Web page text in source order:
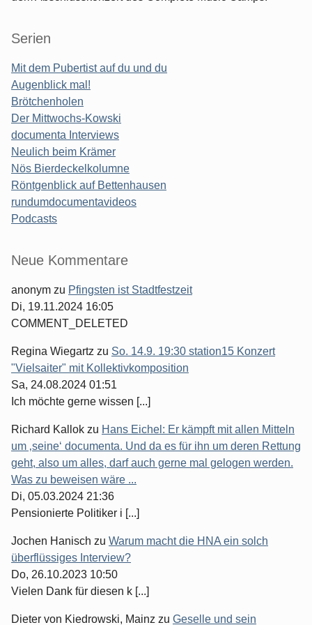
Serien
Mit dem Pubertist auf du und du
Augenblick mal!
Brötchenholen
Der Mittwochs-Kowski
documenta Interviews
Neulich beim Krämer
Nös Bierdeckelkolumne
Röntgenblick auf Bettenhausen
rundumdocumentavideos
Podcasts
Seitenleiste
Neue Kommentare
anonym zu Pfingsten ist Stadtfestzeit
Di, 19.11.2024 16:05
COMMENT_DELETED
Regina Wiegartz zu So. 14.9. 19:30 station15 Konzert
"Vielsaiter" mit Kollektivkomposition
Sa, 24.08.2024 01:51
Ich möchte gerne wissen [...]
Richard Kallok zu Hans Eichel: Er kämpft mit allen Mitteln
um ‚seine‘ documenta. Und da es für ihn um deren Rettung
geht, also um alles, darf auch gerne mal gelogen werden.
Was zu beweisen wäre ...
Di, 05.03.2024 21:36
Pensionierte Politiker i [...]
Jochen Hanisch zu Warum macht die HNA ein solch
überflüssiges Interview?
Do, 26.10.2023 10:50
Vielen Dank für diesen k [...]
Dieter von Kiedrowski, Mainz zu Geselle und sein